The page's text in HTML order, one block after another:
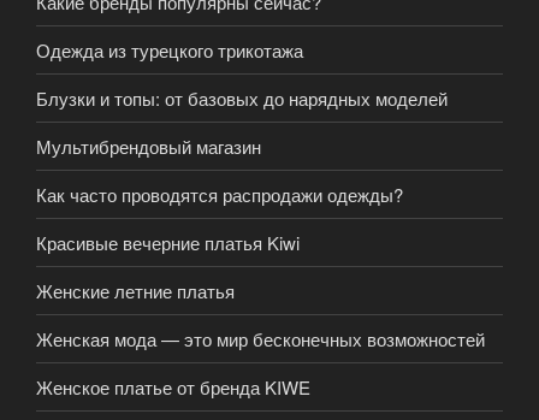
Одежда из турецкого трикотажа
Блузки и топы: от базовых до нарядных моделей
Мультибрендовый магазин
Как часто проводятся распродажи одежды?
Красивые вечерние платья Kiwi
Женские летние платья
Женская мода — это мир бесконечных возможностей
Женское платье от бренда KIWE